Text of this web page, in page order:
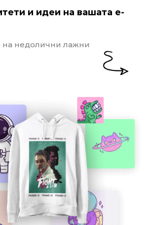
и идеи на вашата е-
на недолични лажни